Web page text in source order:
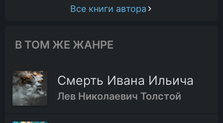
Все книги автора
В ТОМ ЖЕ ЖАНРЕ
Смерть Ивана Ильича
Лев Николаевич Толстой